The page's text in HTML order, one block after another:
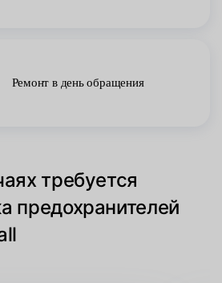
Ремонт в день обращения
требуется
предохранителей